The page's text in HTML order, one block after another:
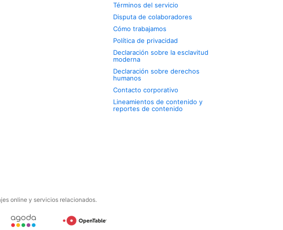
Términos del servicio
Disputa de colaboradores
Cómo trabajamos
Política de privacidad
Declaración sobre la esclavitud
moderna
Declaración sobre derechos
humanos
Contacto corporativo
Lineamientos de contenido y
reportes de contenido
online y servicios relacionados.